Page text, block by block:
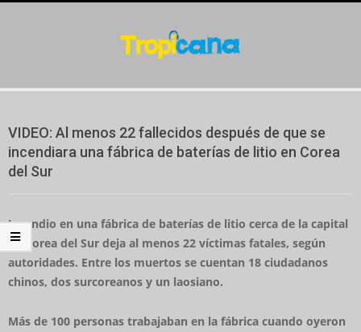
Menu
VIDEO: Al menos 22 fallecidos después de que se
incendiara una fábrica de baterías de litio en Corea
del Sur
Incendio en una fábrica de baterías de litio cerca de la capital
de Corea del Sur deja al menos 22 víctimas fatales, según
autoridades. Entre los muertos se cuentan 18 ciudadanos
chinos, dos surcoreanos y un laosiano.
Más de 100 personas trabajaban en la fábrica cuando oyeron